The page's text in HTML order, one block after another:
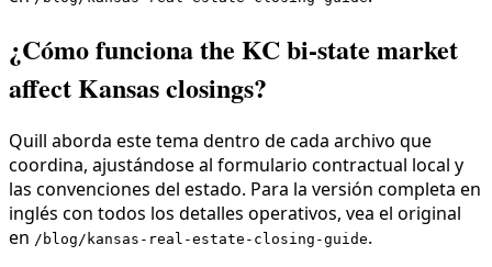
¿Cómo funciona the KC bi-state market
affect Kansas closings?
Quill aborda este tema dentro de cada archivo que
coordina, ajustándose al formulario contractual local y
las convenciones del estado. Para la versión completa en
inglés con todos los detalles operativos, vea el original
en /blog/kansas-real-estate-closing-guide.